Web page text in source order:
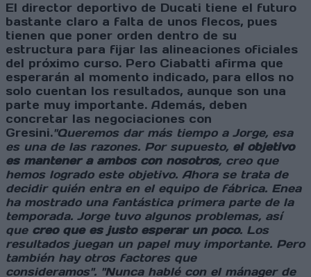
El director deportivo de Ducati tiene el futuro
bastante claro a falta de unos flecos, pues
tienen que poner orden dentro de su
estructura para fijar las alineaciones oficiales
del próximo curso. Pero Ciabatti afirma que
esperarán al momento indicado, para ellos no
solo cuentan los resultados, aunque son una
parte muy importante. Además, deben
concretar las negociaciones con
Gresini."Queremos dar más tiempo a Jorge, esa
es una de las razones. Por supuesto, el objetivo
es mantener a ambos con nosotros, creo que
hemos logrado este objetivo. Ahora se trata de
decidir quién entra en el equipo de fábrica. Enea
ha mostrado una fantástica primera parte de la
temporada. Jorge tuvo algunos problemas, así
que creo que es justo esperar un poco. Los
resultados juegan un papel muy importante. Pero
también hay otros factores que
consideramos". "Nunca hablé con el mánager de